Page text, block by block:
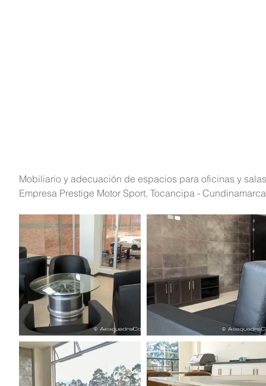
Mobiliario y adecuación de espacios para oficinas y
Empresa Prestige Motor Sport, Tocancipa -